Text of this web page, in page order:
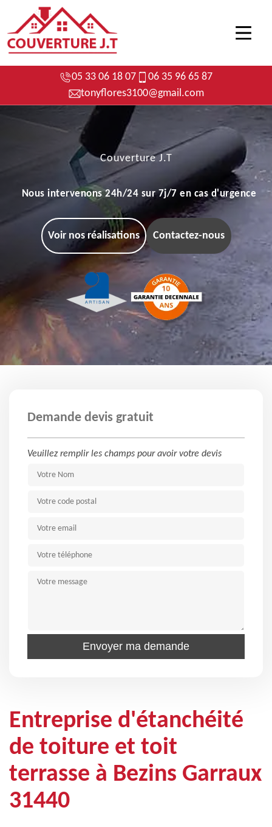
05 33 06 18 07
06 35 96 65 87
tonyflores3100@gmail.com
Couverture J.T
Nous intervenons 24h/24 sur 7j/7 en cas d'urgence
Voir nos réalisations Contactez-nous
Demande devis gratuit
Veuillez remplir les champs pour avoir votre devis
Entreprise d'étanchéité
de toiture et toit
terrasse à Bezins Garraux
31440